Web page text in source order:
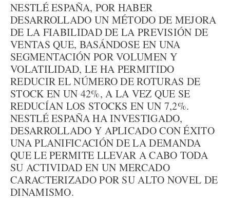
NESTLÉ ESPAÑA, POR HABER
DESARROLLADO UN MÉTODO DE MEJORA
DE LA FIABILIDAD DE LA PREVISIÓN DE
VENTAS QUE, BASÁNDOSE EN UNA
SEGMENTACIÓN POR VOLUMEN Y
VOLATILIDAD, LE HA PERMITIDO
REDUCIR EL NÚMERO DE ROTURAS DE
STOCK EN UN 42%, A LA VEZ QUE SE
REDUCÍAN LOS STOCKS EN UN 7,2%.
NESTLÉ ESPAÑA HA INVESTIGADO,
DESARROLLADO Y APLICADO CON ÉXITO
UNA PLANIFICACIÓN DE LA DEMANDA
QUE LE PERMITE LLEVAR A CABO TODA
SU ACTIVIDAD EN UN MERCADO
CARACTERIZADO POR SU ALTO NOVEL DE
DINAMISMO.